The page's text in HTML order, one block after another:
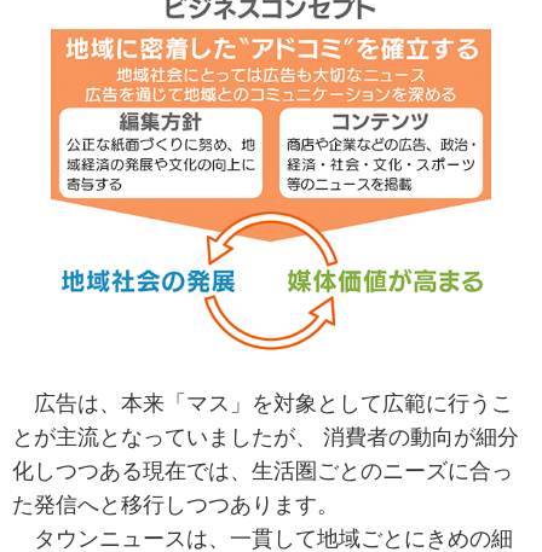
広告は、本来「マス」を対象として広範に行うこ
とが主流となっていましたが、 消費者の動向が細分
化しつつある現在では、生活圏ごとのニーズに合っ
た発信へと移行しつつあります。
タウンニュースは、一貫して地域ごとにきめの細